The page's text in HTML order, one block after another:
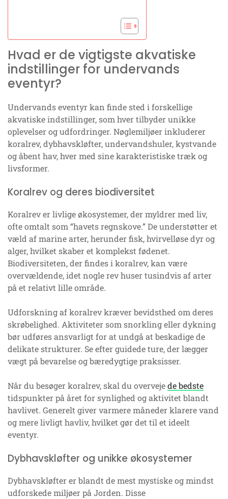
Hvad er de vigtigste akvatiske
indstillinger for undervands
eventyr?
Undervands eventyr kan finde sted i forskellige
akvatiske indstillinger, som hver tilbyder unikke
oplevelser og udfordringer. Nøglemiljøer inkluderer
koralrev, dybhavskløfter, undervandshuler, kystvande
og åbent hav, hver med sine karakteristiske træk og
livsformer.
Koralrev og deres biodiversitet
Koralrev er livlige økosystemer, der myldrer med liv,
ofte omtalt som “havets regnskove.” De understøtter et
væld af marine arter, herunder fisk, hvirvelløse dyr og
alger, hvilket skaber et komplekst fødenet.
Biodiversiteten, der findes i koralrev, kan være
overvældende, idet nogle rev huser tusindvis af arter
på et relativt lille område.
Udforskning af koralrev kræver bevidsthed om deres
skrøbelighed. Aktiviteter som snorkling eller dykning
bør udføres ansvarligt for at undgå at beskadige de
delikate strukturer. Se efter guidede ture, der lægger
vægt på bevarelse og bæredygtige praksisser.
Når du besøger koralrev, skal du overvejede bedste
tidspunkter på året for synlighed og aktivitet blandt
havlivet. Generelt giver varmere måneder klarere vand
og mere livligt havliv, hvilket gør det til et ideelt
eventyr.
Dybhavskløfter og unikke økosystemer
Dybhavskløfter er blandt de mest mystiske og mindst
udforskede miljøer på Jorden. Disse